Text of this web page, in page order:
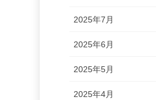
2025年7月
2025年6月
2025年5月
2025年4月